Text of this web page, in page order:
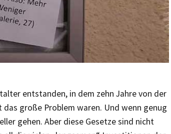
entstanden, in dem zehn Jahre von der
große Problem waren. Und wenn genug
gehen. Aber diese Gesetze sind nicht